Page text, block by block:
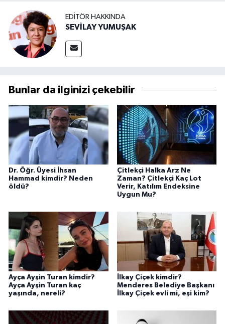
EDITÖR HAKKINDA
SEVİLAY YUMUŞAK
Bunlar da ilginizi çekebilir
Dr. Öğr. Üyesi İhsan
Hammad kimdir? Neden
öldü?
Çitlekçi Halka Arz Ne
Zaman? Çitlekçi Kaç Lot
Verir, Katılım Endeksine
Uygun Mu?
Ayça Ayşin Turan kimdir?
Ayça Ayşin Turan kaç
yaşında, nereli?
İlkay Çiçek kimdir?
Menderes Belediye Başkanı
İlkay Çiçek evli mi, eşi kim?